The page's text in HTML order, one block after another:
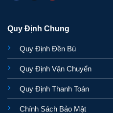
Quy Định Chung
Quy Định Đền Bù
Quy Định Vận Chuyển
Quy Định Thanh Toán
Chính Sách Bảo Mật